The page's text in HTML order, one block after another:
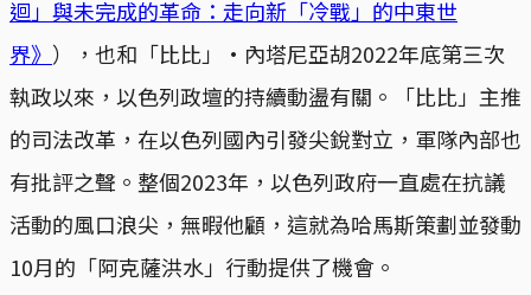
迴」與未完成的革命：走向新「冷戰」的中東世
界》 ），也和「比比」·內塔尼亞胡2022年底第三次
執政以來，以色列政壇的持續動盪有關。「比比」主推
的司法改革，在以色列國內引發尖銳對立，軍隊內部也
有批評之聲。整個2023年，以色列政府一直處在抗議
活動的風口浪尖，無暇他顧，這就為哈馬斯策劃並發動
10月的「阿克薩洪水」行動提供了機會。